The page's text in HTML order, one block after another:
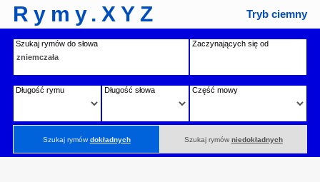
Rymy.XYZ Tryb ciemny
Szukaj rymów do słowa Zaczynających się od
Długość rymu Długość słowa Część mowy
Szukaj rymówdokładnych Szukaj rymów niedokładnych